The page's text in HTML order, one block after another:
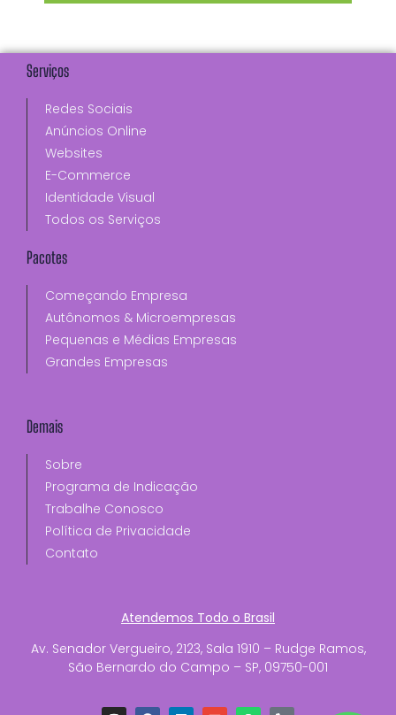
Serviços
Redes Sociais
Anúncios Online
Websites
E-Commerce
Identidade Visual
Todos os Serviços
Pacotes
Começando Empresa
Autônomos & Microempresas
Pequenas e Médias Empresas
Grandes Empresas
Demais
Sobre
Programa de Indicação
Trabalhe Conosco
Política de Privacidade
Contato
Atendemos Todo o Brasil
Av. Senador Vergueiro, 2123, Sala 1910 – Rudge Ramos,
São Bernardo do Campo – SP, 09750-001